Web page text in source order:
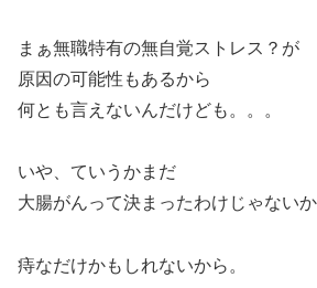
まぁ無職特有の無自覚ストレス？が
原因の可能性もあるから
何とも言えないんだけども。。。
いや、ていうかまだ
大腸がんって決まったわけじゃないか
痔なだけかもしれないから。